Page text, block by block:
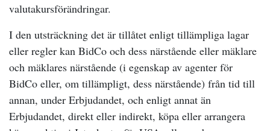
valutakursförändringar.
I den utsträckning det är tillåtet enligt tillämpliga lagar
eller regler kan BidCo och dess närstående eller mäklare
och mäklares närstående (i egenskap av agenter för
BidCo eller, om tillämpligt, dess närstående) från tid till
annan, under Erbjudandet, och enligt annat än
Erbjudandet, direkt eller indirekt, köpa eller arrangera